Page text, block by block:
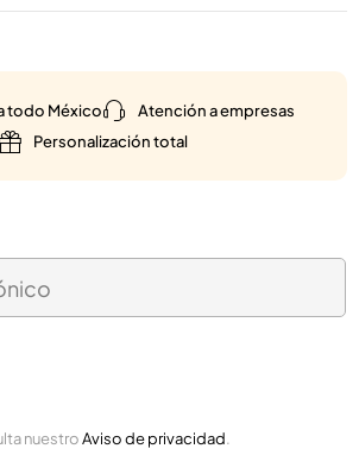
todo México
Atención a empresas
Personalización total
nuestroAviso de privacidad.